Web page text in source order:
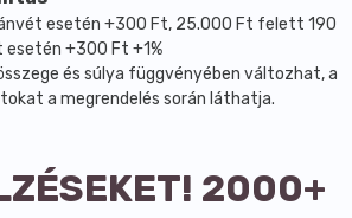
esetén +300 Ft, 25.000 Ft felett 190
+300 Ft +1%
és súlya függvényében változhat, a
a megrendelés során láthatja.
2000+